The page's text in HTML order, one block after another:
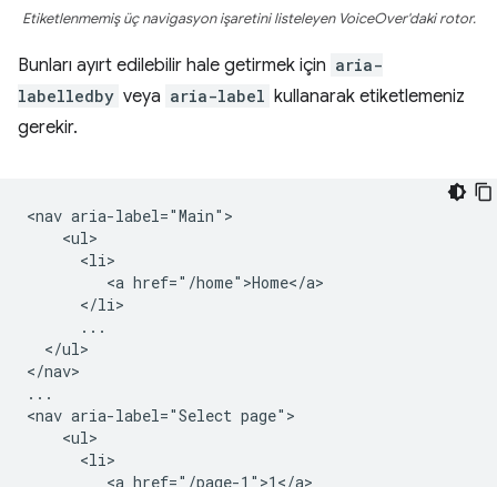
Etiketlenmemiş üç navigasyon işaretini listeleyen VoiceOver'daki rotor.
Bunları ayırt edilebilir hale getirmek için aria-
labelledby veya aria-label kullanarak etiketlemeniz
gerekir.
<nav aria-label="Main">
    <ul>
      <li>
         <a href="/home">Home</a>
      </li>
      ...
  </ul>
</nav>
...
<nav aria-label="Select page">
    <ul>
      <li>
         <a href="/page-1">1</a>